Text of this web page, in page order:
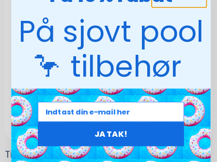
Tilbehør, Service/Test, arbejdsløn
På sjovt pool
🦩 tilbehør
JA TAK!